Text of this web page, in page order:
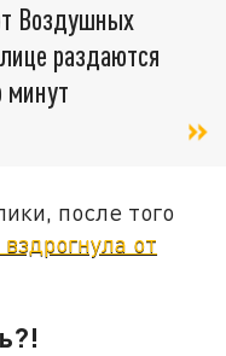
Воздушных
раздаются
минут
после того
от